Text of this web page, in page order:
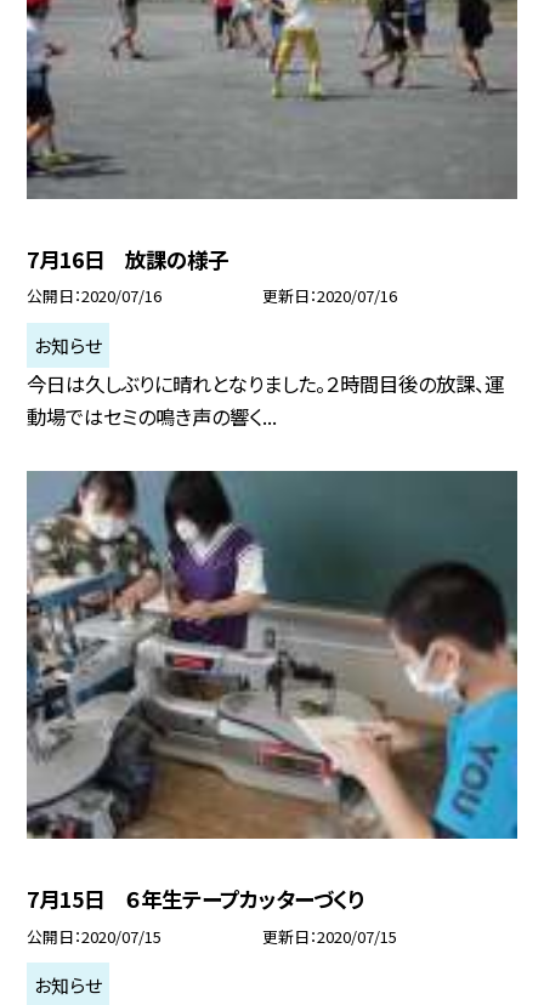
7月16日 放課の様子
公開日 2020/07/16 更新日 2020/07/16
お知らせ
今日は久しぶりに晴れとなりました。２時間目後の放課、運
動場ではセミの鳴き声の響く...
7月15日 ６年生テープカッターづくり
公開日 2020/07/15 更新日 2020/07/15
お知らせ